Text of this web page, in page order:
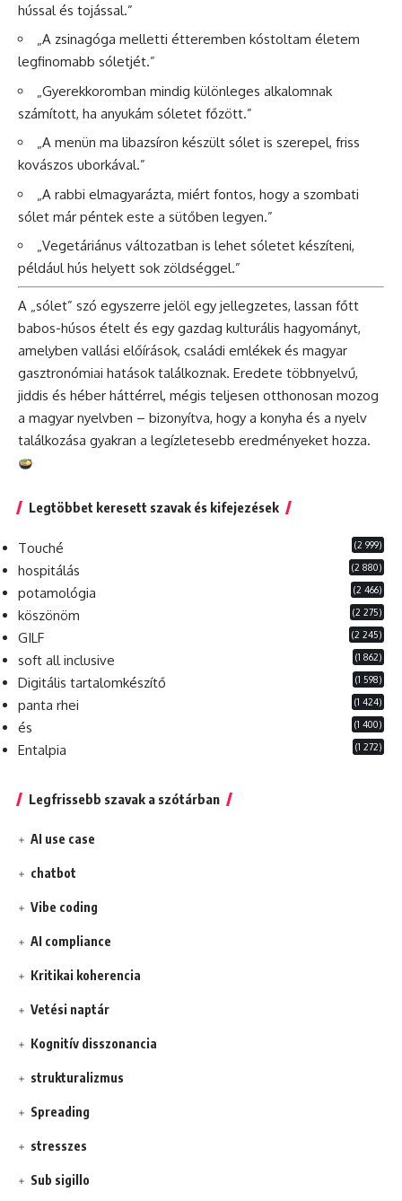
hússal és tojással.”
„A zsinagóga melletti étteremben kóstoltam életem
legfinomabb sóletjét.”
„Gyerekkoromban mindig különleges alkalomnak
számított, ha anyukám sóletet főzött.”
„A menün ma libazsíron készült sólet is szerepel, friss
kovászos uborkával.”
„A rabbi elmagyarázta, miért fontos, hogy a szombati
sólet már péntek este a sütőben legyen.”
„Vegetáriánus változatban is lehet sóletet készíteni,
például hús helyett sok zöldséggel.”
A „sólet” szó egyszerre jelöl egy jellegzetes, lassan főtt
babos-húsos ételt és egy gazdag kulturális hagyományt,
amelyben vallási előírások, családi emlékek és magyar
gasztronómiai hatások találkoznak. Eredete többnyelvű,
jiddis és héber háttérrel, mégis teljesen otthonosan mozog
a magyar nyelvben – bizonyítva, hogy a konyha és a nyelv
találkozása gyakran a legízletesebb eredményeket hozza.
Legtöbbet keresett szavak és kifejezések
Touché (2 999)
hospitálás (2 880)
potamológia (2 466)
köszönöm (2 275)
GILF (2 245)
soft all inclusive (1 862)
Digitális tartalomkészítő (1 598)
panta rhei (1 424)
és (1 400)
Entalpia (1 272)
Legfrissebb szavak a szótárban
AI use case
chatbot
Vibe coding
AI compliance
Kritikai koherencia
Vetési naptár
Kognitív disszonancia
strukturalizmus
Spreading
stresszes
Sub sigillo